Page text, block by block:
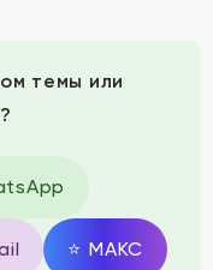
темы или
⭐ MAКС